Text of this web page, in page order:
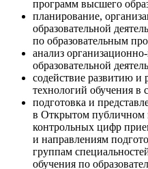
программ высшего
планирование,
образовательной
по образовательным
анализ
образовательной
содействие развитию
технологий обучения в
подготовка и
в Открытом публичном
контрольных цифр
и направлениям
группам
обучения по